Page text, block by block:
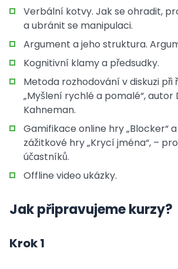
Verbální kotvy. Jak se ohradit,
a ubránit se manipulaci.
Argument a jeho struktura.
Kognitivní klamy a předsudky.
Metoda rozhodování v diskuzi
„Myšlení rychlé a pomalé“, autor
Kahneman.
Gamifikace online hry „Blocker“ a
zážitkové hry „Krycí jména“, –
účastníků.
Offline video ukázky.
Jak připravujeme kurzy?
Krok 1